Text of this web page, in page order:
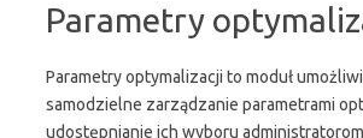
Parametry
Parametry optymalizacji to moduł
samodzielne zarządzanie parametrami
udostępnianie ich wyboru